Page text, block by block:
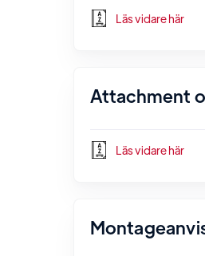
Läs vidare här
Attachment
Läs vidare här